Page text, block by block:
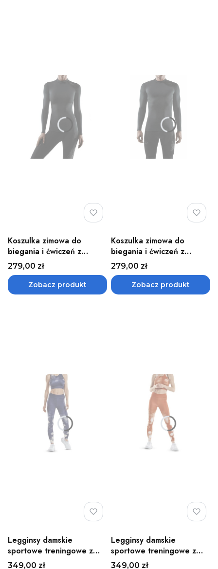
Koszulka zimowa do
biegania i ćwiczeń z
długim rękawem damska
WINGTECH CEP - różne
kolory
Cena
279,00 zł
Zobacz produkt
Koszulka zimowa do
biegania i ćwiczeń z
długim rękawem męska
WINGTECH CEP - różne
kolory
Cena
279,00 zł
Zobacz produkt
Legginsy damskie
sportowe treningowe z
kieszeniami niebieskie
Cena
349,00 zł
Legginsy damskie
sportowe treningowe z
kieszeniami pomarańczowe
Cena
349,00 zł